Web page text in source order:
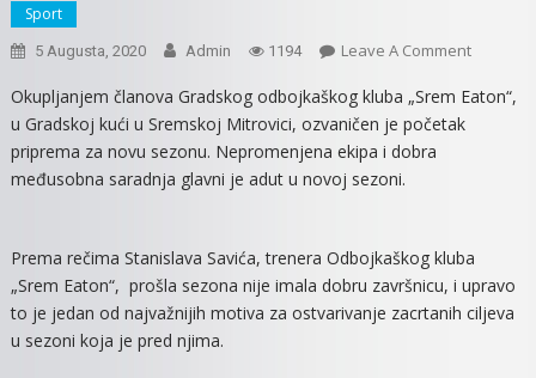
Sport
5 Augusta, 2020 Admin 1194 Leave A CommentOn
KLUB
Okupljanjem članova Gradskog odbojkaškog kluba „Srem Eaton“,
u Gradskoj kući u Sremskoj Mitrovici, ozvaničen je početak
priprema za novu sezonu. Nepromenjena ekipa i dobra
međusobna saradnja glavni je adut u novoj sezoni.
Prema rečima Stanislava Savića, trenera Odbojkaškog kluba
„Srem Eaton“, prošla sezona nije imala dobru završnicu, i upravo
to je jedan od najvažnijih motiva za ostvarivanje zacrtanih ciljeva
u sezoni koja je pred njima.